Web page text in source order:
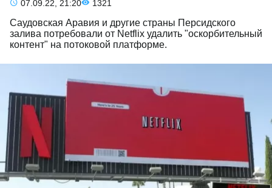
07.09.22, 21:20 1321
Саудовская Аравия и другие страны Персидского
залива потребовали от Netflix удалить "оскорбительный
контент" на потоковой платформе.